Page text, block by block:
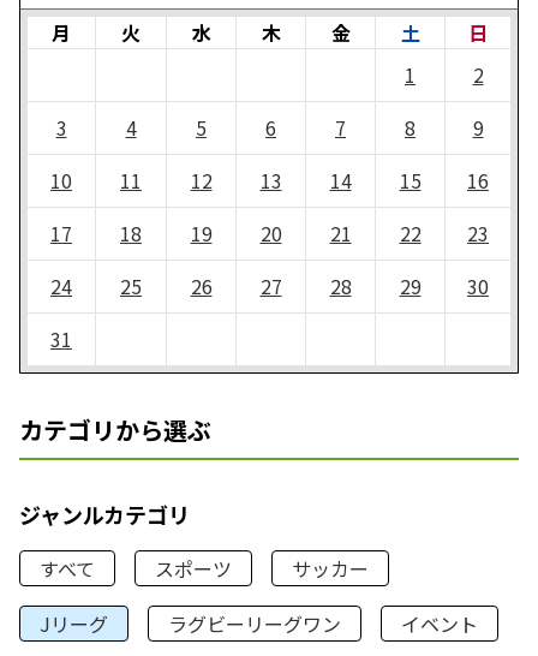
月 火 水 木 金 土
日
1
2
3
4 5 6 7 8
9
10
11 12 13 14 15
16
17
18 19 20 21 22
23
24
25 26 27 28 29
30
31
カテゴリから選ぶ
ジャンルカテゴリ
すべて スポーツ
サッカー
Jリーグ
ラグビーリーグワン
イベント